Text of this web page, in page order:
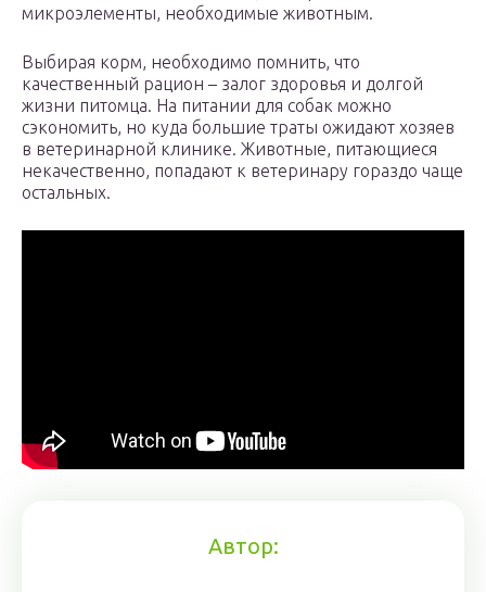
микроэлементы, необходимые животным.
Выбирая корм, необходимо помнить, что
качественный рацион – залог здоровья и долгой
жизни питомца. На питании для собак можно
сэкономить, но куда большие траты ожидают хозяев
в ветеринарной клинике. Животные, питающиеся
некачественно, попадают к ветеринару гораздо чаще
остальных.
Автор: